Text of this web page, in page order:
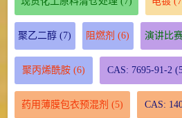
聚乙二醇 (7) 阻燃剂 (6) 演讲比
聚丙烯酰胺(6) CAS: 7695-91-2
药用薄膜包衣预混剂 (5) CAS: